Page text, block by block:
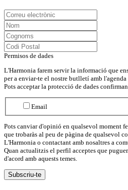
Permisos de dades
L'Harmonia farem servir la informació que
per a enviar-te el nostre butlletí amb
Pots acceptar la protecció de dades
Email
Pots canviar d'opinió en qualsevol moment
que trobaràs al peu de pàgina de qualsevol
L'Harmonia o contactant amb nosaltres a
Quan actualitzis el perfil acceptes que
d'acord amb aquests temes.